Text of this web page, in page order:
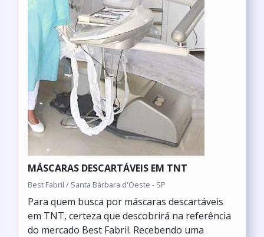
MÁSCARAS DESCARTÁVEIS EM TNT
Best Fabril / Santa Bárbara d'Oeste - SP
Para quem busca por máscaras descartáveis
em TNT, certeza que descobrirá na referência
do mercado Best Fabril. Recebendo uma